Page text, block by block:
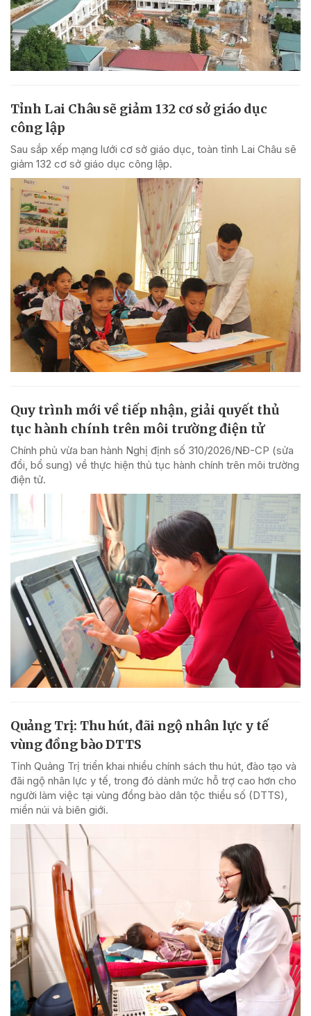
Tỉnh Lai Châu sẽ giảm 132 cơ sở giáo dục
công lập
Sau sắp xếp mạng lưới cơ sở giáo dục, toàn tỉnh Lai Châu sẽ
giảm 132 cơ sở giáo dục công lập.
Quy trình mới về tiếp nhận, giải quyết thủ
tục hành chính trên môi trường điện tử
Chính phủ vừa ban hành Nghị định số 310/2026/NĐ-CP (sửa
đổi, bổ sung) về thực hiện thủ tục hành chính trên môi trường
điện tử.
Quảng Trị: Thu hút, đãi ngộ nhân lực y tế
vùng đồng bào DTTS
Tỉnh Quảng Trị triển khai nhiều chính sách thu hút, đào tạo và
đãi ngộ nhân lực y tế, trong đó dành mức hỗ trợ cao hơn cho
người làm việc tại vùng đồng bào dân tộc thiểu số (DTTS),
miền núi và biên giới.